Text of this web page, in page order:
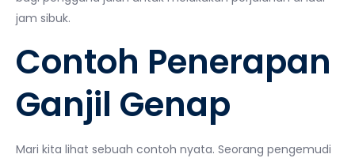
jam sibuk.
Contoh Penerapan
Ganjil Genap
Mari kita lihat sebuah contoh nyata. Seorang pengemudi